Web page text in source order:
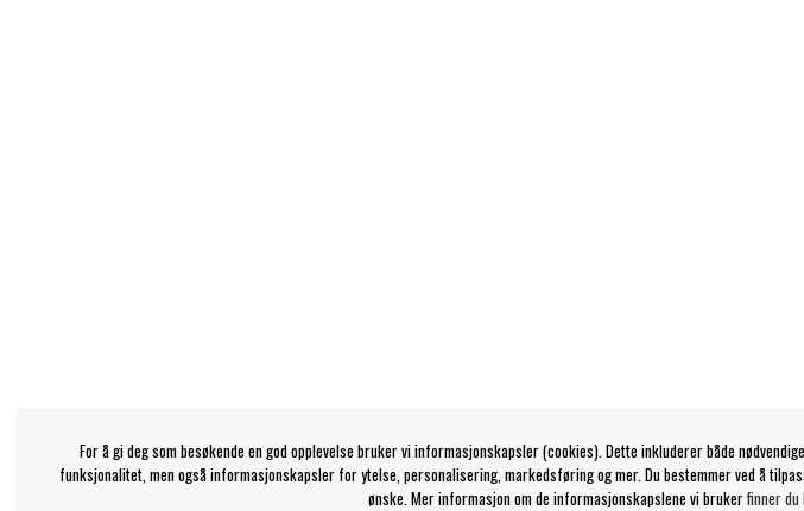
For å gi deg som besøkende en god opplevelse bruker vi informasjonskapsler (cookies). Dette inkluderer både
funksjonalitet, men også informasjonskapsler for ytelse, personalisering, markedsføring og mer. Du bestemmer ved å
ønske. Mer informasjon om de informasjonskapslene vi brukerfinner du